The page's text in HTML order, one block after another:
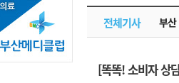
전체기사 부산
[똑똑! 소비자 상